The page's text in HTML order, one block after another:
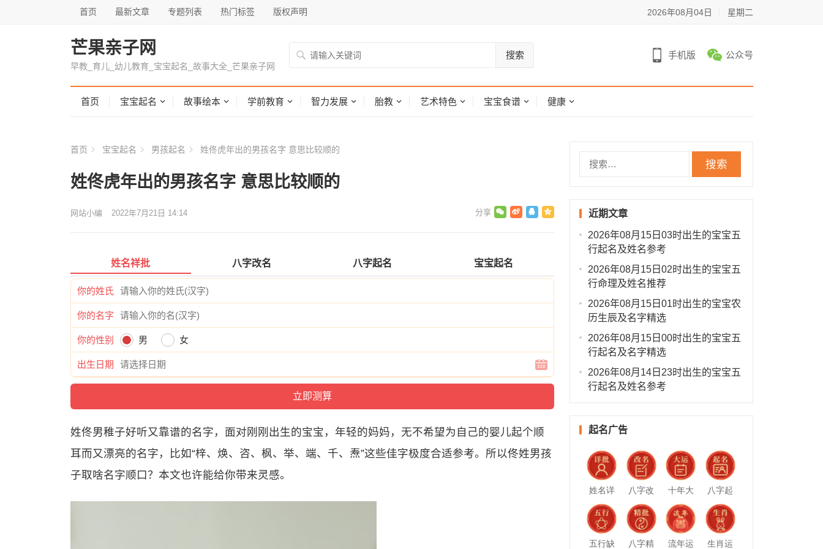
首页 最新文章 专题列表 热门标签 版权声明 2026年08月04日 星期二
芒果亲子网
早教_育儿_幼儿教育_宝宝起名_故事大全_芒果亲子网
搜索 手机版 公众号
首页 宝宝起名 故事绘本 学前教育 智力发展 胎教 艺术特色 宝宝食谱 健康
首页 宝宝起名 男孩起名 姓佟虎年出的男孩名字 意思比较顺的
姓佟虎年出的男孩名字 意思比较顺的
网站小编 2022年7月21日 14:14
姓名祥批 八字改名 八字起名 宝宝起名
你的姓氏
你的名字
你的性别 男 女
出生日期
姓佟男稚子好听又靠谱的名字，面对刚刚出生的宝宝，年轻的妈妈，无不希望为自己的婴儿起个顺
耳而又漂亮的名字，比如“梓、焕、咨、枫、举、端、千、焘”这些佳字极度合适参考。所以佟姓男孩
子取啥名字顺口？本文也许能给你带来灵感。
近期文章
2026年08月15日03时出生的宝宝五
行起名及姓名参考
2026年08月15日02时出生的宝宝五
行命理及姓名推荐
2026年08月15日01时出生的宝宝农
历生辰及名字精选
2026年08月15日00时出生的宝宝五
行起名及名字精选
2026年08月14日23时出生的宝宝五
行起名及姓名参考
起名广告
姓名详
批
八字改
名
十年大
运
八字起
名
五行缺 八字精 流年运 生肖运